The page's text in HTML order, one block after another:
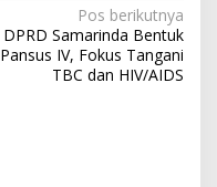
Pos berikutnya
DPRD Samarinda Bentuk
Pansus IV, Fokus Tangani
TBC dan HIV/AIDS